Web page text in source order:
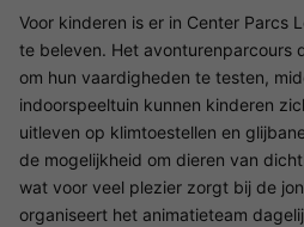
Voor kinderen is er in Center Parcs
te beleven. Het avonturenparcours
om hun vaardigheden te testen,
indoorspeeltuin kunnen kinderen
uitleven op klimtoestellen en
de mogelijkheid om dieren van
wat voor veel plezier zorgt bij de
organiseert het animatieteam